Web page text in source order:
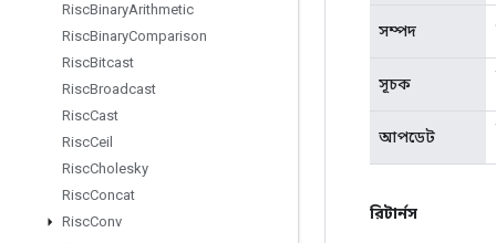
RiscBinaryArithmetic
RiscBinaryComparison
RiscBitcast
RiscBroadcast
RiscCast
RiscCeil
RiscCholesky
RiscConcat
RiscConv
সম্পদ
সূচক
আপডেট
রিটার্নস